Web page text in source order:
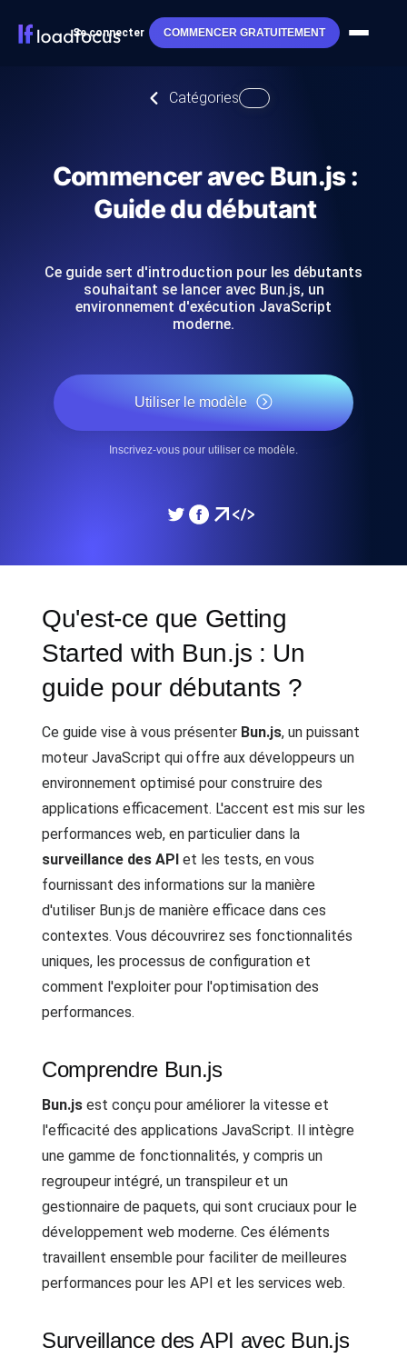
Se connecter COMMENCER GRATUITEMENT
Catégories
Commencer avec Bun.js :
Guide du débutant
Ce guide sert d'introduction pour les débutants
souhaitant se lancer avec Bun.js, un
environnement d'exécution JavaScript
moderne.
Utiliser le modèle
Inscrivez-vous pour utiliser ce modèle.
Qu'est-ce que Getting
Started with Bun.js : Un
guide pour débutants ?
Ce guide vise à vous présenter Bun.js, un puissant
moteur JavaScript qui offre aux développeurs un
environnement optimisé pour construire des
applications efficacement. L'accent est mis sur les
performances web, en particulier dans la
surveillance des API et les tests, en vous
fournissant des informations sur la manière
d'utiliser Bun.js de manière efficace dans ces
contextes. Vous découvrirez ses fonctionnalités
uniques, les processus de configuration et
comment l'exploiter pour l'optimisation des
performances.
Comprendre Bun.js
Bun.js est conçu pour améliorer la vitesse et
l'efficacité des applications JavaScript. Il intègre
une gamme de fonctionnalités, y compris un
regroupeur intégré, un transpileur et un
gestionnaire de paquets, qui sont cruciaux pour le
développement web moderne. Ces éléments
travaillent ensemble pour faciliter de meilleures
performances pour les API et les services web.
Surveillance des API avec Bun.js